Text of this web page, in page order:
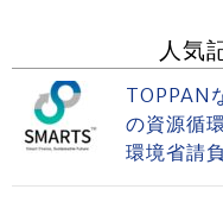
人気
TOPPAN
の資源循
環境省請